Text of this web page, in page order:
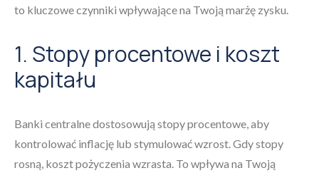
to kluczowe czynniki wpływające na Twoją marżę zysku.
1. Stopy procentowe i koszt
kapitału
Banki centralne dostosowują stopy procentowe, aby
kontrolować inflację lub stymulować wzrost. Gdy stopy
rosną, koszt pożyczenia wzrasta. To wpływa na Twoją